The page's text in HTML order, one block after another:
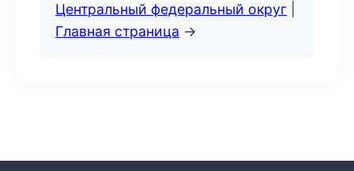
Центральный федеральный округ
Главная страница →